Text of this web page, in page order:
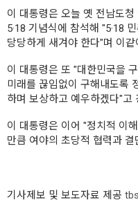
이 대통령은 오늘 옛 전남도
5·18 기념식에 참석해 "5·18
당당하게 새겨야 한다"며 이같
이 대통령은 또 "대한민국을
미래를 끊임없이 구해내도록
하며 보상하고 예우하겠다"고
이 대통령은 이어 "정치적 이
만큼 여야의 초당적 협력과
기사제보 및 보도자료 제공